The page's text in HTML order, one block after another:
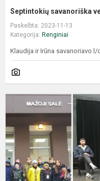
Septintokių savanoriška
Paskelbta: 2023-11-13
Kategorija: Renginiai
Klaudija ir Irūna savanoriavo l/